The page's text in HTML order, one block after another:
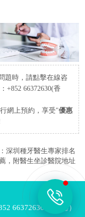
題時，請點擊在線咨
+852 66372630(香
網上預約，享受"優惠
深圳種牙醫生專家排名
，附醫生坐診醫院地址
66372630 （香港）